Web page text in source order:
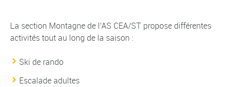
La section Montagne de l’AS CEA/ST propose différentes
activités tout au long de la saison :
Ski de rando
Escalade adultes